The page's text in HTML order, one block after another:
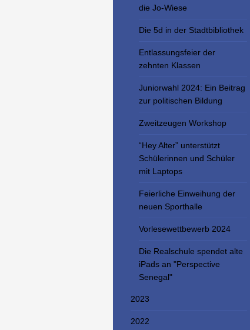
die Jo-Wiese
Die 5d in der Stadtbibliothek
Entlassungsfeier der
zehnten Klassen
Juniorwahl 2024: Ein Beitrag
zur politischen Bildung
Zweitzeugen Workshop
“Hey Alter” unterstützt
Schülerinnen und Schüler
mit Laptops
Feierliche Einweihung der
neuen Sporthalle
Vorlesewettbewerb 2024
Die Realschule spendet alte
iPads an "Perspective
Senegal"
2023
2022